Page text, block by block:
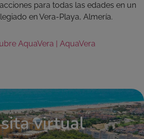
para todas las edades en un
en Vera-Playa, Almería.
virtual